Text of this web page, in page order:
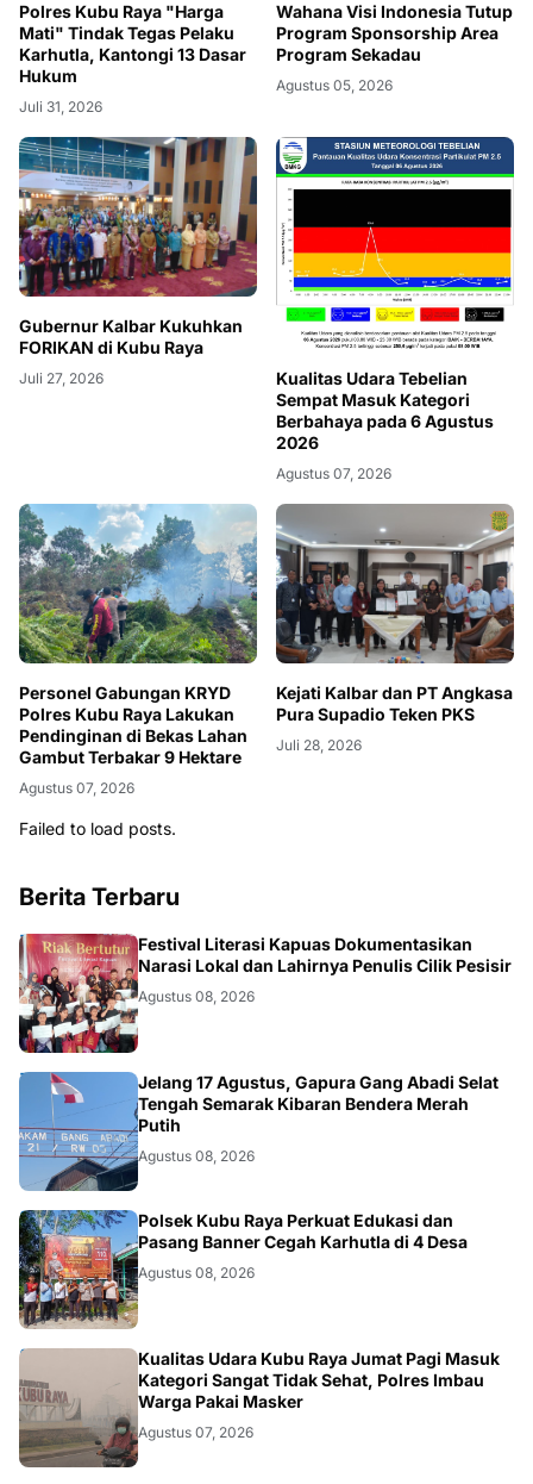
Polres Kubu Raya "Harga
Mati" Tindak Tegas Pelaku
Karhutla, Kantongi 13 Dasar
Hukum
Juli 31, 2026
Wahana Visi Indonesia Tutup
Program Sponsorship Area
Program Sekadau
Agustus 05, 2026
Gubernur Kalbar Kukuhkan
FORIKAN di Kubu Raya
Juli 27, 2026
Kualitas Udara Tebelian
Sempat Masuk Kategori
Berbahaya pada 6 Agustus
2026
Agustus 07, 2026
Personel Gabungan KRYD
Polres Kubu Raya Lakukan
Pendinginan di Bekas Lahan
Gambut Terbakar 9 Hektare
Agustus 07, 2026
Kejati Kalbar dan PT Angkasa
Pura Supadio Teken PKS
Juli 28, 2026
Failed to load posts.
Berita Terbaru
DAERAH
Festival Literasi Kapuas Dokumentasikan
Narasi Lokal dan Lahirnya Penulis Cilik Pesisir
Agustus 08, 2026
Jelang 17 Agustus, Gapura Gang Abadi Selat
Tengah Semarak Kibaran Bendera Merah
Putih
Agustus 08, 2026
KALBAR
Polsek Kubu Raya Perkuat Edukasi dan
Pasang Banner Cegah Karhutla di 4 Desa
Agustus 08, 2026
KALBAR
Kualitas Udara Kubu Raya Jumat Pagi Masuk
Kategori Sangat Tidak Sehat, Polres Imbau
Warga Pakai Masker
Agustus 07, 2026